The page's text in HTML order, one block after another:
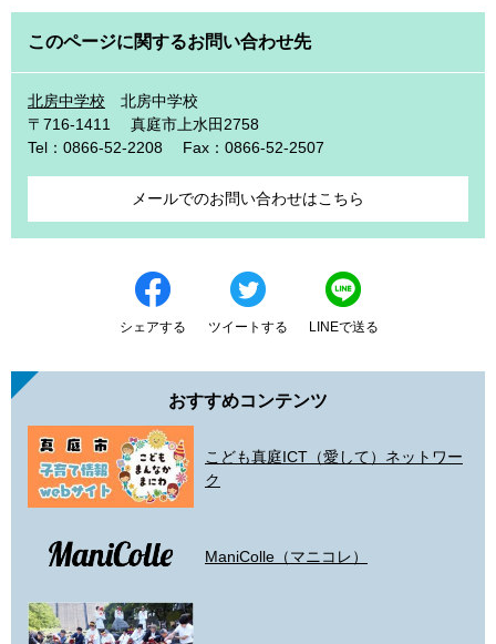
このページに関するお問い合わせ先
北房中学校
北房中学校
〒716-1411
真庭市上水田2758
Tel：0866-52-2208
Fax：0866-52-2507
メールでのお問い合わせはこちら
シェアする ツイートする LINEで送る
おすすめコンテンツ
こども真庭ICT（愛して）ネットワー
ク
ManiColle（マニコレ）